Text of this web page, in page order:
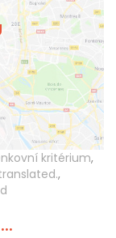
kritérium,
,